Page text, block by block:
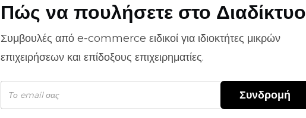
Πώς να πουλήσετε στο Διαδίκτυο
Συμβουλές από e-commerce ειδικοί για ιδιοκτήτες μικρών
επιχειρήσεων και επίδοξους επιχειρηματίες.
Συνδρομή